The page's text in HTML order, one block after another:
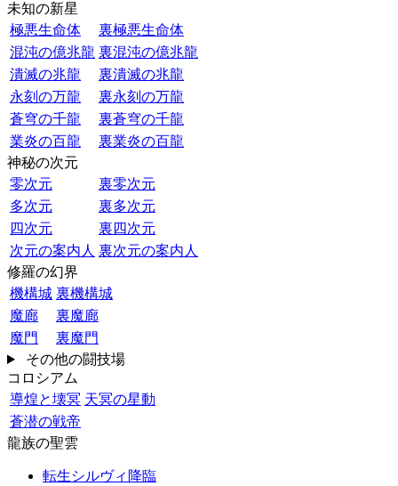
未知の新星
極悪生命体
裏極悪生命体
混沌の億兆龍 裏混沌の億兆龍
潰滅の兆龍
裏潰滅の兆龍
永刻の万龍
裏永刻の万龍
蒼穹の千龍
裏蒼穹の千龍
業炎の百龍
裏業炎の百龍
神秘の次元
零次元
裏零次元
多次元
裏多次元
四次元
裏四次元
次元の案内人 裏次元の案内人
修羅の幻界
機構城 裏機構城
魔廊
裏魔廊
魔門
裏魔門
その他の闘技場
コロシアム
導煌と壊冥 天冥の星動
蒼潜の戦帝
龍族の聖雲
転生シルヴィ降臨